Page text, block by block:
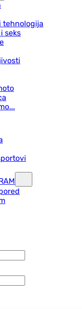
tehnologija
seks